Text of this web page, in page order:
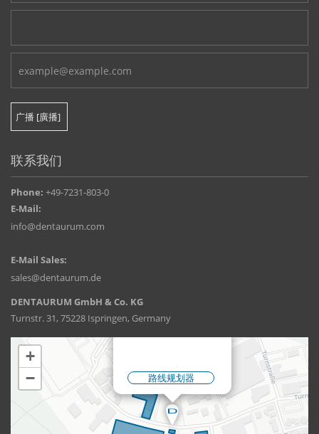
联系我们
Phone: +49-7231-803-0
E-Mail:
info@dentaurum.com
E-Mail Sales:
sales@dentaurum.de
DENTAURUM GmbH & Co. KG
Turnstr. 31, 75228 Ispringen, Germany